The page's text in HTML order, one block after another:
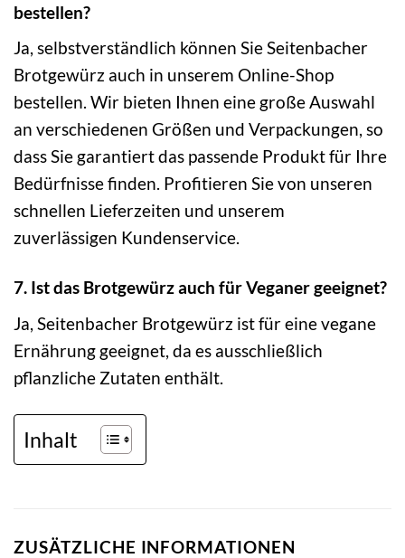
bestellen?
Ja, selbstverständlich können Sie Seitenbacher
Brotgewürz auch in unserem Online-Shop
bestellen. Wir bieten Ihnen eine große Auswahl
an verschiedenen Größen und Verpackungen, so
dass Sie garantiert das passende Produkt für Ihre
Bedürfnisse finden. Profitieren Sie von unseren
schnellen Lieferzeiten und unserem
zuverlässigen Kundenservice.
7. Ist das Brotgewürz auch für Veganer geeignet?
Ja, Seitenbacher Brotgewürz ist für eine vegane
Ernährung geeignet, da es ausschließlich
pflanzliche Zutaten enthält.
Inhalt
ZUSÄTZLICHE INFORMATIONEN